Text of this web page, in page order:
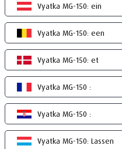
Vyatka MG-150: ein
Vyatka MG-150: een
Vyatka MG-150: et
Vyatka MG-150 :
Vyatka MG-150 :
Vyatka MG-150: Lassen